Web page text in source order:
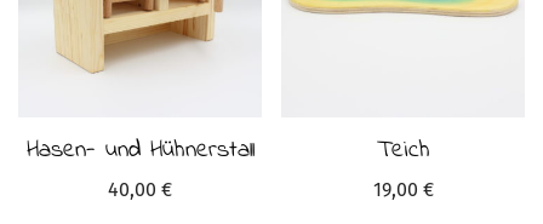
Hasen- und Hühnerstall
40,00 €
Teich
19,00 €